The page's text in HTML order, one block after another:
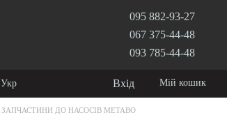
095 882-93-27
067 375-44-48
093 785-44-48
Укр Вхід Мій кошик
ЗАПЧАСТИНИ ДО НАСОСІВ METABO